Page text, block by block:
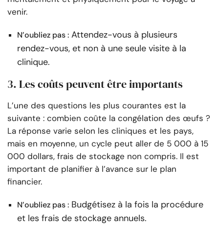
venir.
N’oubliez pas : Attendez-vous à plusieurs
rendez-vous, et non à une seule visite à la
clinique.
3. Les coûts peuvent être importants
L’une des questions les plus courantes est la
suivante : combien coûte la congélation des œufs ?
La réponse varie selon les cliniques et les pays,
mais en moyenne, un cycle peut aller de 5 000 à 15
000 dollars, frais de stockage non compris. Il est
important de planifier à l’avance sur le plan
financier.
N’oubliez pas : Budgétisez à la fois la procédure
et les frais de stockage annuels.